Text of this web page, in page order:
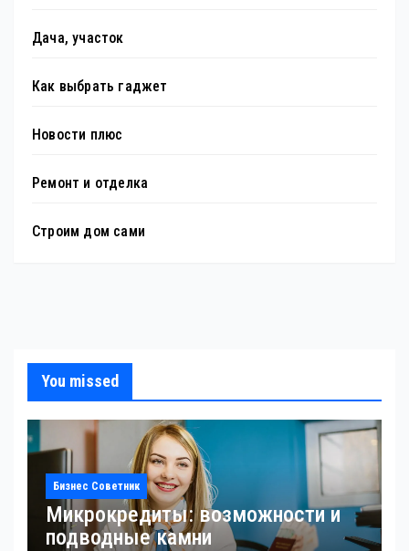
Дача, участок
Как выбрать гаджет
Новости плюс
Ремонт и отделка
Строим дом сами
You missed
Бизнес Советник
Микрокредиты: возможности и
подводные камни